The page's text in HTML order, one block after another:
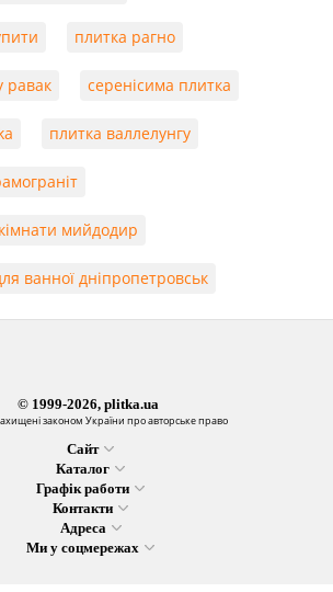
плитка рагно
равак серенісима плитка
плитка валлелунгу
мийдодир
ванної дніпропетровськ
© 1999-2026, plitka.ua
законом України про авторське право
Сайт
Каталог
Графік работи
Контакти
Адреса
Ми у соцмережах